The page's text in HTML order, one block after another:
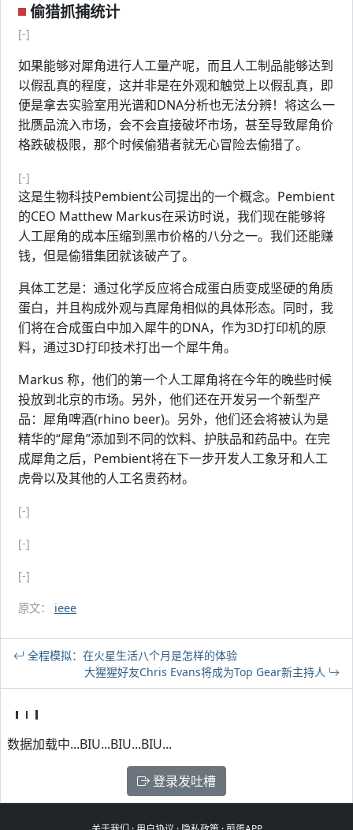
偷猎抓捕统计
[-]
如果能够对犀角进行人工量产呢，而且人工制品能够达到
以假乱真的程度，这并非是在外观和触觉上以假乱真，即
便是拿去实验室用光谱和DNA分析也无法分辨！将这么一
批赝品流入市场，会不会直接破坏市场，甚至导致犀角价
格跌破极限，那个时候偷猎者就无心冒险去偷猎了。
[-]
这是生物科技Pembient公司提出的一个概念。Pembient
的CEO Matthew Markus在采访时说，我们现在能够将
人工犀角的成本压缩到黑市价格的八分之一。我们还能赚
钱，但是偷猎集团就该破产了。
具体工艺是：通过化学反应将合成蛋白质变成坚硬的角质
蛋白，并且构成外观与真犀角相似的具体形态。同时，我
们将在合成蛋白中加入犀牛的DNA，作为3D打印机的原
料，通过3D打印技术打出一个犀牛角。
Markus 称，他们的第一个人工犀角将在今年的晚些时候
投放到北京的市场。另外，他们还在开发另一个新型产
品：犀角啤酒(rhino beer)。另外，他们还会将被认为是
精华的“犀角”添加到不同的饮料、护肤品和药品中。在完
成犀角之后，Pembient将在下一步开发人工象牙和人工
虎骨以及其他的人工名贵药材。
[-]
[-]
[-]
原文： ieee
全程模拟：在火星生活八个月是怎样的体验
大猩猩好友Chris Evans将成为Top Gear新主持人
数据加载中...BIU...BIU...BIU...
登录发吐槽